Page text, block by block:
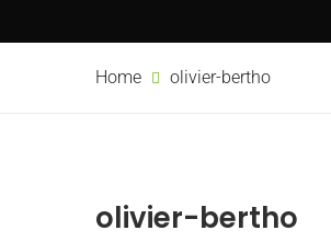
Home olivier-bertho
olivier-bertho